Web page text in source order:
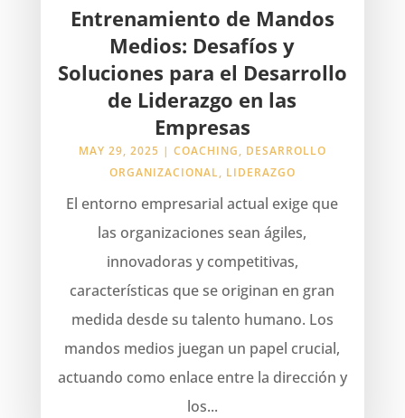
Entrenamiento de Mandos
Medios: Desafíos y
Soluciones para el Desarrollo
de Liderazgo en las
Empresas
MAY 29, 2025 | COACHING, DESARROLLO
ORGANIZACIONAL, LIDERAZGO
El entorno empresarial actual exige que
las organizaciones sean ágiles,
innovadoras y competitivas,
características que se originan en gran
medida desde su talento humano. Los
mandos medios juegan un papel crucial,
actuando como enlace entre la dirección y
los...